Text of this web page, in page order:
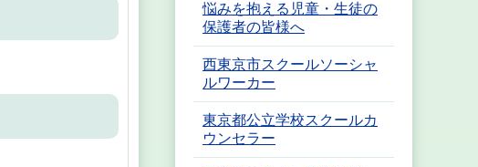
悩みを抱える児童・生徒の
保護者の皆様へ
西東京市スクールソーシャ
ルワーカー
東京都公立学校スクールカ
ウンセラー